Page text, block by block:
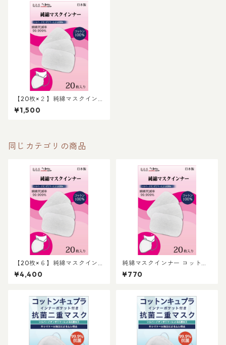
【20枚×２】純綿マスクイン
ナー コットン100%の肌触り
の良い不織布 花粉の季節に
¥1,500
同じカテゴリの商品
【20枚×６】純綿マスクイン
ナー コットン100%の肌触り
の良い不織布 純綿マスクイ
に最適 マスクに鼻水の付着を
ブロック 有害な菌も99.999%
除菌してくれます
¥4,400
純綿マスクインナー コットン1
00%の肌触りの良い不織布。
純綿マスクインナー コットン1
水の付着をブロック 有害な菌
も99.999%除菌してくれます
¥770